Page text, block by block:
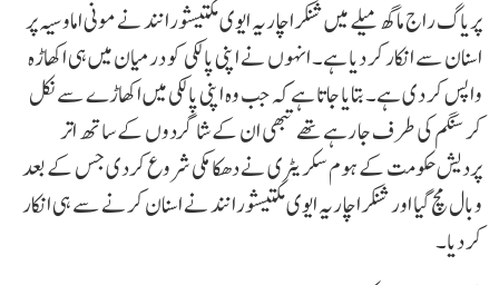
پریاگ راج ماگھ میلے میں شنکراچاریہ ایوی مکتیشورانند نے مونی اماوسیہ پر
اسنان سے انکار کر دیا ہے۔ انہوں نے اپنی پالکی کو درمیان میں ہی اکھاڑہ
واپس کر دی ہے۔ بتایا جاتا ہے کہ جب وہ اپنی پالکی میں اکھاڑے سے نکل
کر سنگم کی طرف جا رہے تھے تبھی ان کے شاگردوں کے ساتھ اتر
پردیش حکومت کے ہوم سکریٹری نے دھکا مکی شروع کردی جس کے بعد
وبال مچ گیا اور شنکراچاریہ ایوی مکتیشورانند نے اسنان کرنے سے ہی انکار
کر دیا۔